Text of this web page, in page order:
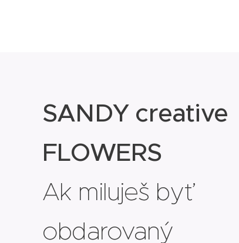
SANDY creative
FLOWERS
Ak miluješ byť
obdarovaný